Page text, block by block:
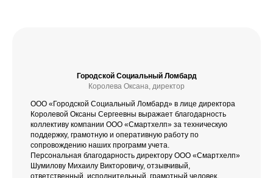
Городской Социальный Ломбард
Королева Оксана, директор
ООО «Городской Социальный Ломбард» в лице директора
Королевой Оксаны Сергеевны выражает благодарность
коллективу компании ООО «Смартхелп» за техническую
поддержку, грамотную и оперативную работу по
сопровождению наших программ учета.
Персональная благодарность директору ООО «Смартхелп»
Шумилову Михаилу Викторовичу, отзывчивый,
ответственный, исполнительный, грамотный человек.